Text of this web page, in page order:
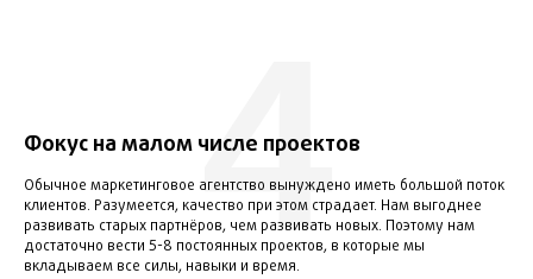
Фокус на малом числе проектов
Обычное маркетинговое агентство вынуждено иметь большой поток
клиентов. Разумеется, качество при этом страдает. Нам выгоднее
развивать старых партнёров, чем развивать новых. Поэтому нам
достаточно вести 5-8 постоянных проектов, в которые мы
вкладываем все силы, навыки и время.
4